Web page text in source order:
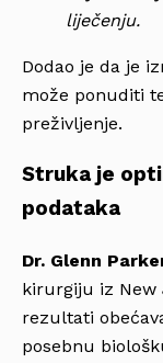
liječenju.
Dodao je da je
može ponuditi
preživljenje.
Struka je
podataka
Dr. Glenn
kirurgiju iz New
rezultati
posebnu